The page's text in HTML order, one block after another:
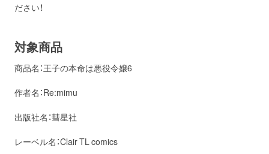
ださい！
対象商品
商品名：王子の本命は悪役令嬢6
作者名：Re:mimu
出版社名：彗星社
レーベル名：Clair TL comics